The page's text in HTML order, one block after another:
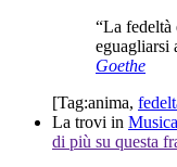
“La
eguagliarsi
Goethe
[Tag:anima,
La trovi in
di più su questa